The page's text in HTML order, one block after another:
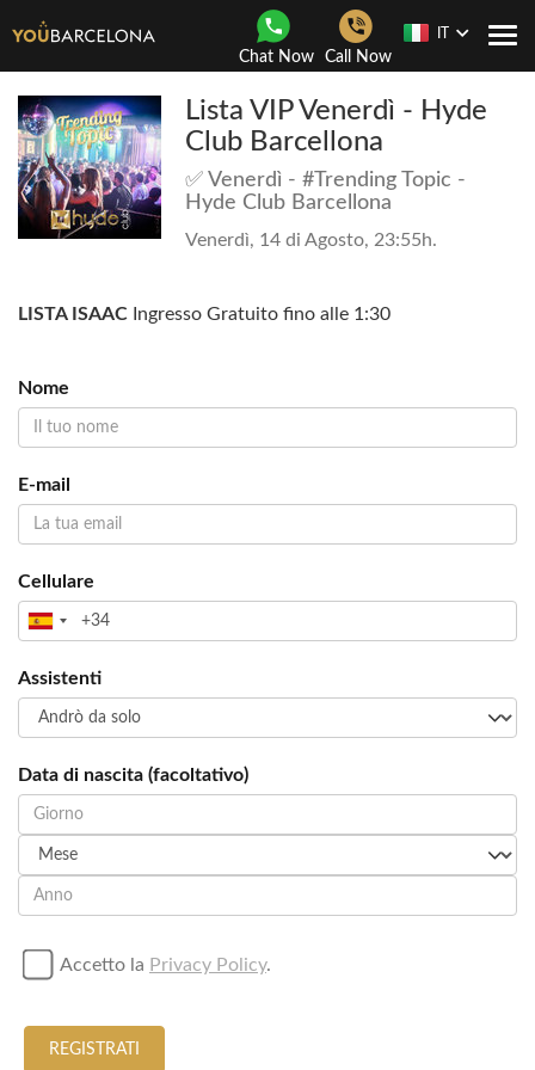
Chat Now Call Now
Lista VIP Venerdì - Hyde
Club Barcellona
✅ Venerdì - #Trending Topic -
Hyde Club Barcellona
Venerdì, 14 di Agosto, 23:55h.
LISTA ISAAC Ingresso Gratuito fino alle 1:30
Nome
E-mail
Cellulare
Assistenti
Data di nascita (facoltativo)
Accetto la Privacy Policy.
REGISTRATI